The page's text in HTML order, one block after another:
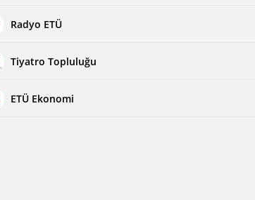
Radyo ETÜ
Tiyatro Topluluğu
ETÜ Ekonomi